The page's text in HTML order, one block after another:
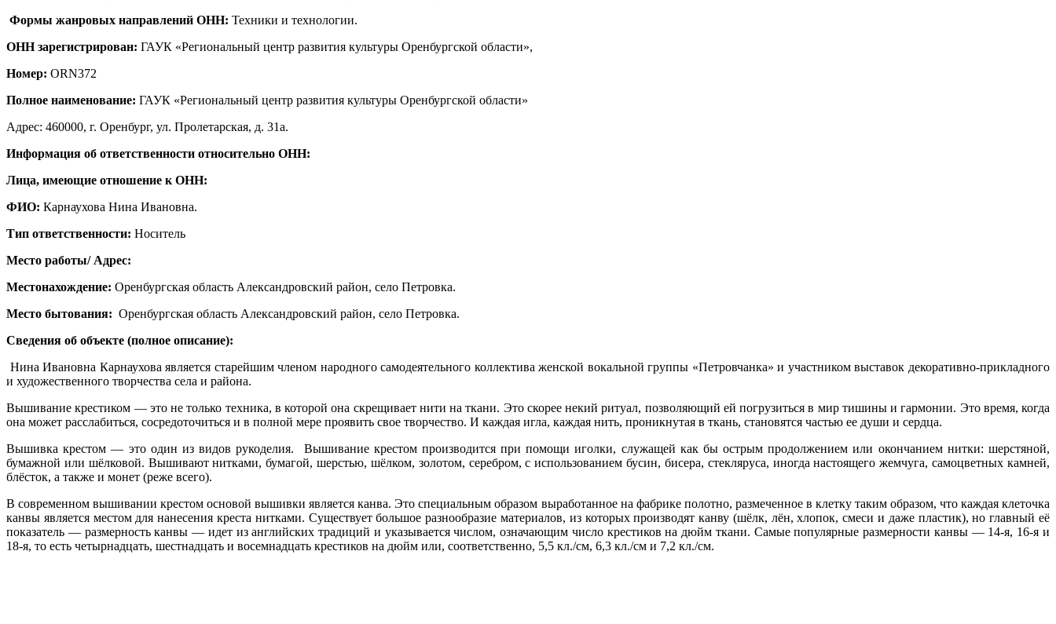
Формы жанровых направлений ОНН: Техники и технологии.
ОНН зарегистрирован: ГАУК «Региональный центр развития культуры Оренбургской области»,
Номер: ORN372
Полное наименование: ГАУК «Региональный центр развития культуры Оренбургской области»
Адрес: 460000, г. Оренбург, ул. Пролетарская, д. 31а.
Информация об ответственности относительно ОНН:
Лица, имеющие отношение к ОНН:
ФИО: Карнаухова Нина Ивановна.
Тип ответственности: Носитель
Место работы/ Адрес:
Местонахождение: Оренбургская область Александровский район, село Петровка.
Место бытования: Оренбургская область Александровский район, село Петровка.
Сведения об объекте (полное описание):
Нина Ивановна Карнаухова является старейшим членом народного самодеятельного коллектива женской вокальной группы «Петровчанка» и участником выставок декоративно-прикладного
и художественного творчества села и района.
Вышивание крестиком — это не только техника, в которой она скрещивает нити на ткани. Это скорее некий ритуал, позволяющий ей погрузиться в мир тишины и гармонии. Это время, когда
она может расслабиться, сосредоточиться и в полной мере проявить свое творчество. И каждая игла, каждая нить, проникнутая в ткань, становятся частью ее души и сердца.
Вышивка крестом — это один из видов рукоделия. Вышивание крестом производится при помощи иголки, служащей как бы острым продолжением или окончанием нитки: шерстяной,
бумажной или шёлковой. Вышивают нитками, бумагой, шерстью, шёлком, золотом, серебром, с использованием бусин, бисера, стекляруса, иногда настоящего жемчуга, самоцветных камней,
блёсток, а также и монет (реже всего).
В современном вышивании крестом основой вышивки является канва. Это специальным образом выработанное на фабрике полотно, размеченное в клетку таким образом, что каждая клеточка
канвы является местом для нанесения креста нитками. Существует большое разнообразие материалов, из которых производят канву (шёлк, лён, хлопок, смеси и даже пластик), но главный её
показатель — размерность канвы — идет из английских традиций и указывается числом, означающим число крестиков на дюйм ткани. Самые популярные размерности канвы — 14-я, 16-я и
18-я, то есть четырнадцать, шестнадцать и восемнадцать крестиков на дюйм или, соответственно, 5,5 кл./см, 6,3 кл./см и 7,2 кл./см.